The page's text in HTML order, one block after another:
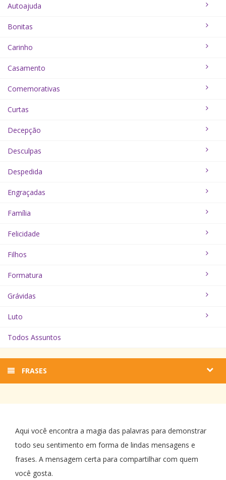
Autoajuda
Bonitas
Carinho
Casamento
Comemorativas
Curtas
Decepção
Desculpas
Despedida
Engraçadas
Família
Felicidade
Filhos
Formatura
Grávidas
Luto
Todos Assuntos
FRASES
Aqui você encontra a magia das palavras para demonstrar
todo seu sentimento em forma de lindas mensagens e
frases. A mensagem certa para compartilhar com quem
você gosta.